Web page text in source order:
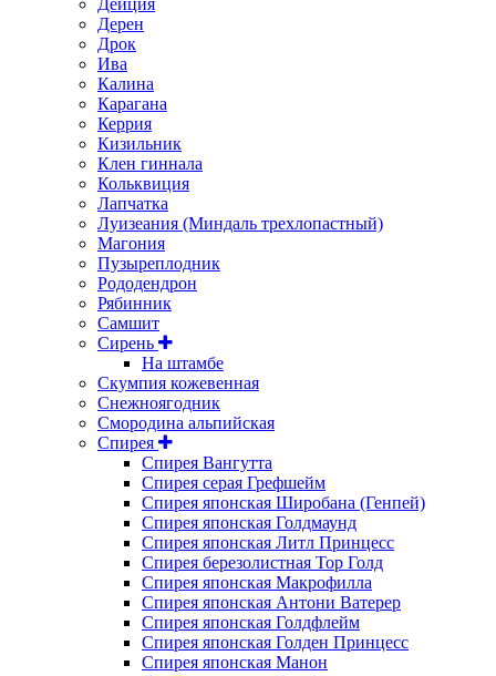
Дейция
Дерен
Дрок
Ива
Калина
Карагана
Керрия
Кизильник
Клен гиннала
Кольквиция
Лапчатка
Луизеания (Миндаль трехлопастный)
Магония
Пузыреплодник
Рододендрон
Рябинник
Самшит
Сирень
На штамбе
Скумпия кожевенная
Снежноягодник
Смородина альпийская
Спирея
Спирея Вангутта
Спирея серая Грефшейм
Спирея японская Широбана (Генпей)
Спирея японская Голдмаунд
Спирея японская Литл Принцесс
Спирея березолистная Тор Голд
Спирея японская Макрофилла
Спирея японская Антони Ватерер
Спирея японская Голдфлейм
Спирея японская Голден Принцесс
Спирея японская Манон